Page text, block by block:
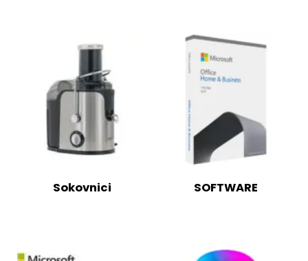
Sokovnici SOFTWARE